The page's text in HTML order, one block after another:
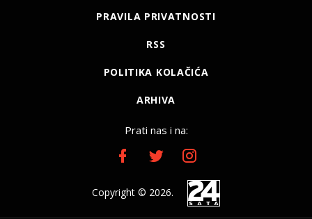
PRAVILA PRIVATNOSTI
RSS
POLITIKA KOLAČIĆA
ARHIVA
Prati nas i na:
Copyright © 2026.